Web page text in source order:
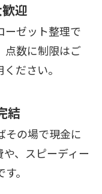
迎
ーゼット整理で
点数に制限はご
ださい。
結
その場で現金に
、スピーディー
。